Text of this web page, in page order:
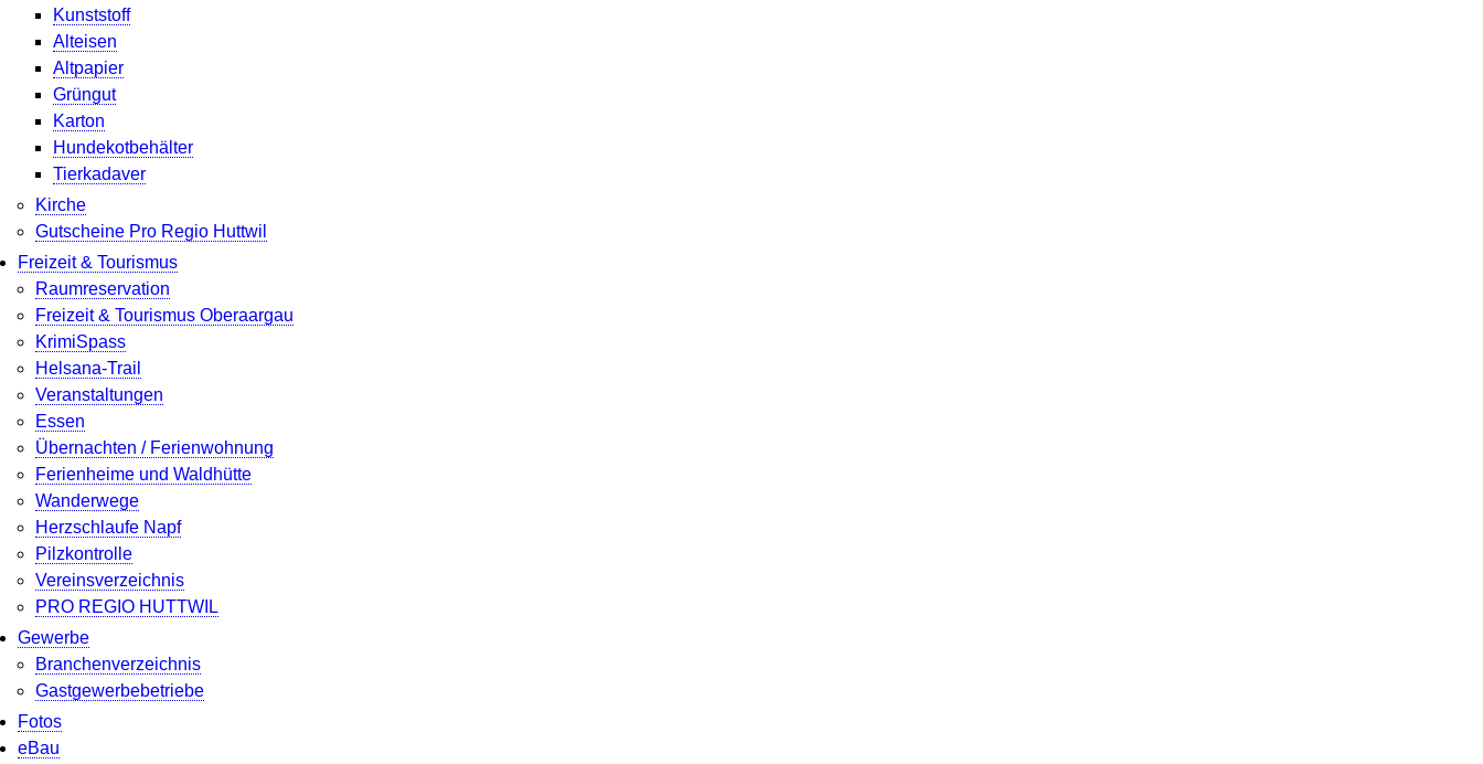
Kunststoff
Alteisen
Altpapier
Grüngut
Karton
Hundekotbehälter
Tierkadaver
Kirche
Gutscheine Pro Regio Huttwil
Freizeit & Tourismus
Raumreservation
Freizeit & Tourismus Oberaargau
KrimiSpass
Helsana-Trail
Veranstaltungen
Essen
Übernachten / Ferienwohnung
Ferienheime und Waldhütte
Wanderwege
Herzschlaufe Napf
Pilzkontrolle
Vereinsverzeichnis
PRO REGIO HUTTWIL
Gewerbe
Branchenverzeichnis
Gastgewerbebetriebe
Fotos
eBau